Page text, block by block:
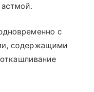
с
содержащими